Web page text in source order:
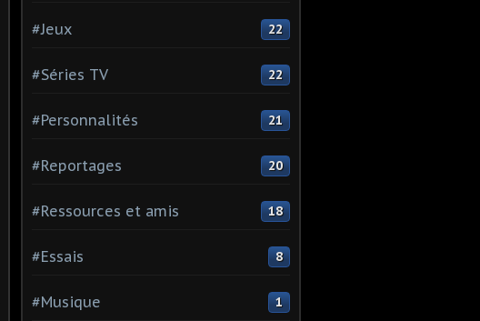
#Jeux 22
#Séries TV 22
#Personnalités 21
#Reportages 20
#Ressources et amis 18
#Essais 8
#Musique 1